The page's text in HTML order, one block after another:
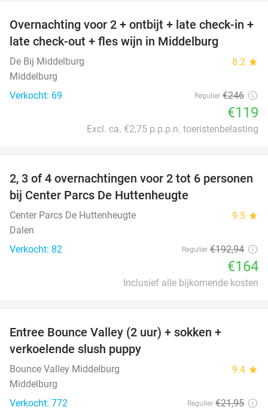
52%
Overnachting voor 2 + ontbijt + late check-in +
late check-out + fles wijn in Middelburg
De Bij Middelburg 8.2 star
Middelburg
Verkocht: 69
Regulier €246
€119
Excl. ca. €2,75 p.p.p.n. toeristenbelasting
15%
2, 3 of 4 overnachtingen voor 2 tot 6 personen
bij Center Parcs De Huttenheugte
Center Parcs De Huttenheugte 9.5 star
Dalen
Verkocht: 82
Regulier €192,94
€164
Inclusief alle bijkomende kosten
Entree Bounce Valley (2 uur) + sokken +
verkoelende slush puppy
Bounce Valley Middelburg 9.4 star
Middelburg
Verkocht: 772
Regulier €21,95